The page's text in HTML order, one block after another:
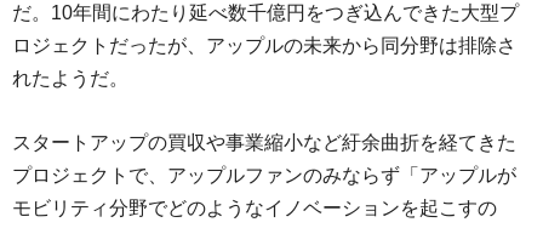
だ。10年間にわたり延べ数千億円をつぎ込んできた大型プ
ロジェクトだったが、アップルの未来から同分野は排除さ
れたようだ。
スタートアップの買収や事業縮小など紆余曲折を経てきた
プロジェクトで、アップルファンのみならず「アップルが
モビリティ分野でどのようなイノベーションを起こすの